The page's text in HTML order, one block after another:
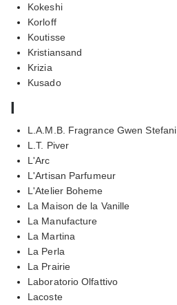
Kokeshi
Korloff
Koutisse
Kristiansand
Krizia
Kusado
l
L.A.M.B. Fragrance Gwen Stefani
L.T. Piver
L'Arc
L'Artisan Parfumeur
L'Atelier Boheme
La Maison de la Vanille
La Manufacture
La Martina
La Perla
La Prairie
Laboratorio Olfattivo
Lacoste